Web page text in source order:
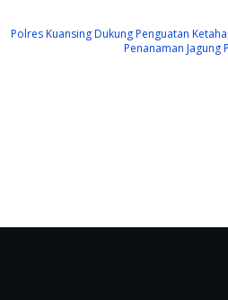
Polres Kuansing Dukung Penguatan
Penanaman Jagung